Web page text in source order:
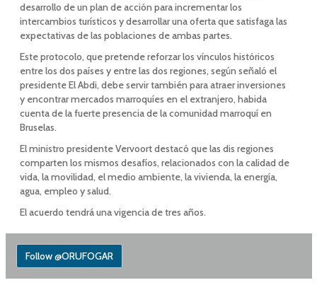
desarrollo de un plan de acción para incrementar los
intercambios turísticos y desarrollar una oferta que satisfaga las
expectativas de las poblaciones de ambas partes.
Este protocolo, que pretende reforzar los vínculos históricos
entre los dos países y entre las dos regiones, según señaló el
presidente El Abdi, debe servir también para atraer inversiones
y encontrar mercados marroquíes en el extranjero, habida
cuenta de la fuerte presencia de la comunidad marroquí en
Bruselas.
El ministro presidente Vervoort destacó que las dis regiones
comparten los mismos desafíos, relacionados con la calidad de
vida, la movilidad, el medio ambiente, la vivienda, la energía,
agua, empleo y salud.
El acuerdo tendrá una vigencia de tres años.
Follow @ORUFOGAR